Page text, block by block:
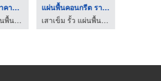
เสาหกเหลี่ยมราคาถูก ...
เสาเข็ม รั้ว แผ่นพื้นคอนกรีต - สำเภาโฮมคอนกรีต
แผ่นพื้นคอนกรีต ราคา ...
เสาเข็ม รั้ว แผ่นพื้นคอนกรีต - สำเภาโฮมคอนกรีต